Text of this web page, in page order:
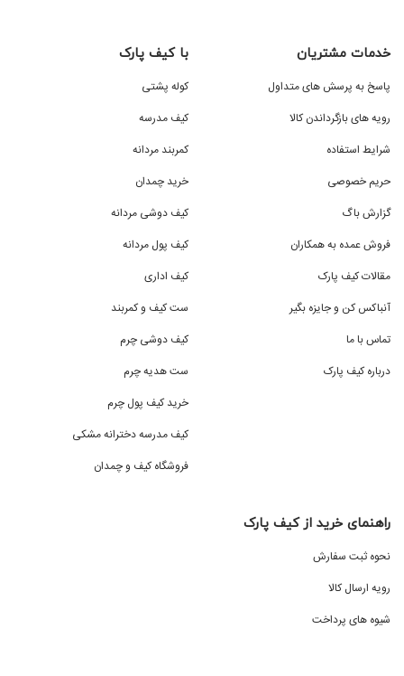
خدمات مشتریان
پاسخ به پرسش های متداول
رویه های بازگرداندن کالا
شرایط استفاده
حریم خصوصی
گزارش باگ
فروش عمده به همکاران
مقالات کیف پارک
آنباکس کن و جایزه بگیر
تماس با ما
درباره کیف پارک
با کیف پارک
کوله پشتی
کیف مدرسه
کمربند مردانه
خرید چمدان
کیف دوشی مردانه
کیف پول مردانه
کیف اداری
ست کیف و کمربند
کیف دوشی چرم
ست هدیه چرم
خرید کیف پول چرم
کیف مدرسه دخترانه مشکی
فروشگاه کیف و چمدان
راهنمای خرید از کیف پارک
نحوه ثبت سفارش
رویه ارسال کالا
شیوه های پرداخت